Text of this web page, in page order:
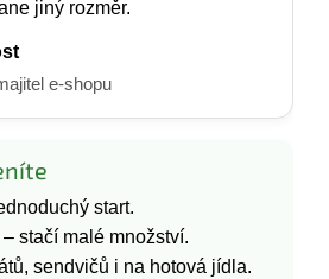
jiný rozměr.
e-shopu
start.
– stačí malé množství.
sendvičů i na hotová jídla.